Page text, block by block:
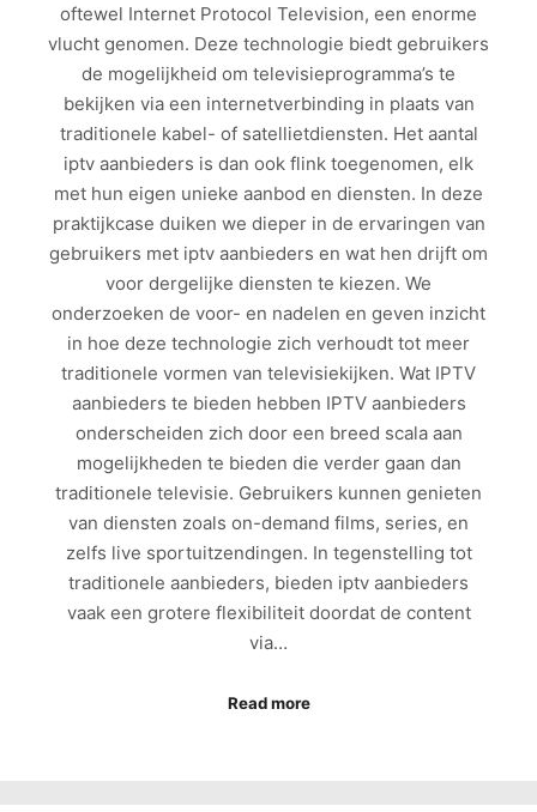
oftewel Internet Protocol Television, een enorme
vlucht genomen. Deze technologie biedt gebruikers
de mogelijkheid om televisieprogramma’s te
bekijken via een internetverbinding in plaats van
traditionele kabel- of satellietdiensten. Het aantal
iptv aanbieders is dan ook flink toegenomen, elk
met hun eigen unieke aanbod en diensten. In deze
praktijkcase duiken we dieper in de ervaringen van
gebruikers met iptv aanbieders en wat hen drijft om
voor dergelijke diensten te kiezen. We
onderzoeken de voor- en nadelen en geven inzicht
in hoe deze technologie zich verhoudt tot meer
traditionele vormen van televisiekijken. Wat IPTV
aanbieders te bieden hebben IPTV aanbieders
onderscheiden zich door een breed scala aan
mogelijkheden te bieden die verder gaan dan
traditionele televisie. Gebruikers kunnen genieten
van diensten zoals on-demand films, series, en
zelfs live sportuitzendingen. In tegenstelling tot
traditionele aanbieders, bieden iptv aanbieders
vaak een grotere flexibiliteit doordat de content
via…
Read more